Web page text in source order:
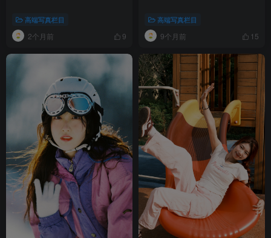
高端写真栏目
2个月前 9
高端写真栏目
9个月前 15